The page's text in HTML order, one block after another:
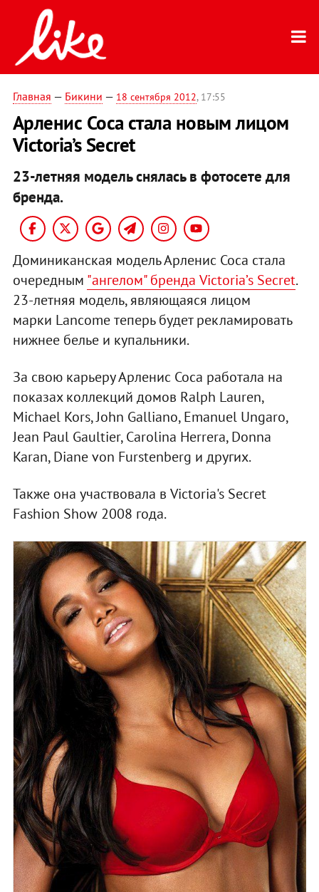
Главная — Бикини — 18 сентября 2012, 17:55
Арленис Соса стала новым лицом
Victoria’s Secret
23-летняя модель снялась в фотосете для
бренда.
Доминиканская модель Арленис Соса стала
очередным "ангелом" бренда Victoria’s Secret.
23-летняя модель, являющаяся лицом
марки Lancоme теперь будет рекламировать
нижнее белье и купальники.
За свою карьеру Арленис Соса работала на
показах коллекций домов Ralph Lauren,
Michael Kors, John Galliano, Emanuel Ungaro,
Jean Paul Gaultier, Carolina Herrera, Donna
Karan, Diane von Furstenberg и других.
Также она участвовала в Victoria's Secret
Fashion Show 2008 года.